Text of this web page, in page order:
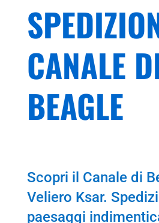
CANALE
BEAGLE
Scopri il Canale di
Veliero Ksar.
paesaggi